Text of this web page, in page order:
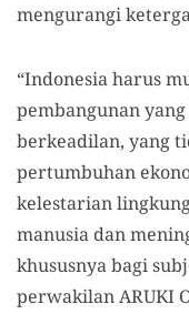
mengurangi
“Indonesia harus
pembangunan
berkeadilan, yang
pertumbuhan
kelestarian
manusia dan
khususnya bagi
perwakilan ARUKI